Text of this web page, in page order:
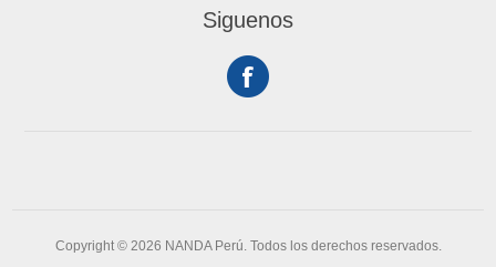
Siguenos
Copyright © 2026 NANDA Perú. Todos los derechos reservados.